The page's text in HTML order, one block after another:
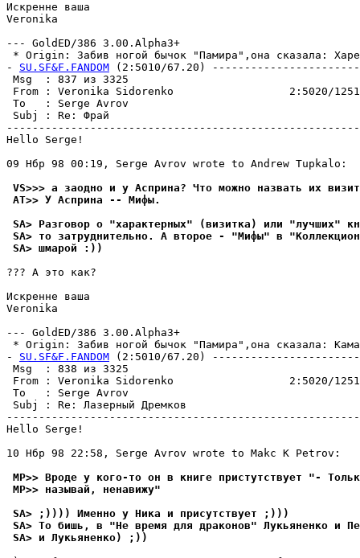
Искренне ваша
Veronika
--- GoldED/386 3.00.Alpha3+
* Origin: Забив ногой бычок "Памира",она сказала:
- SU.SF&F.FANDOM (2:5010/67.20)
Msg  : 837
From : Veronika Sidorenko                  2:5020/
To   : Serge Avrov
Subj : Re:
Hello Serge!
09 Нбр 98 00:19, Serge Avrov wrote to Andrew Tupkalo:
VS>>> а заодно и y Асприна? Что можно назвать их
AT>> У Аспpина -- Мифы.
SA> Разговор о "характерных" (визитка) или "лучших"
SA> то затруднительно. А второе - "Мифы" в
SA> шмарой :))
??? А это как?
Искренне ваша
Veronika
--- GoldED/386 3.00.Alpha3+
* Origin: Забив ногой бычок "Памира",она сказала:
- SU.SF&F.FANDOM (2:5010/67.20)
Msg  : 838
From : Veronika Sidorenko                  2:5020/
To   : Serge Avrov
Subj : Re:
Hello Serge!
10 Нбр 98 22:58, Serge Avrov wrote to Makc K Petrov:
MP>> Вроде у кого-то он в книге пристутствует "-
MP>> называй, ненавижу"
SA> ;)))) Именно у Ника и присутствует ;)))
SA> То бишь, в "Не время для драконов" Лукьяненко и
SA> и Лукьяненко) ;))